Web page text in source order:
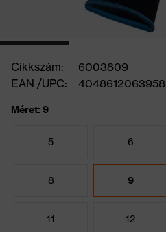
Cikkszám:
6003809
EAN /UPC:
4048612063958
Méret: 9
5 6
8 9
11 12